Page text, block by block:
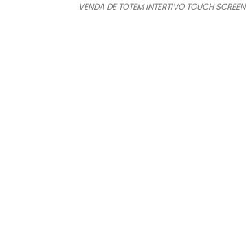
VENDA DE TOTEM INTERTIVO TOUCH SCREEN